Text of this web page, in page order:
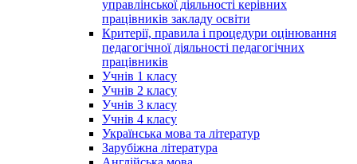
управлінської діяльності керівних
працівників закладу освіти
Критерії, правила і процедури оцінювання
педагогічної діяльності педагогічних
працівників
Учнів 1 класу
Учнів 2 класу
Учнів 3 класу
Учнів 4 класу
Українська мова та літератур
Зарубіжна література